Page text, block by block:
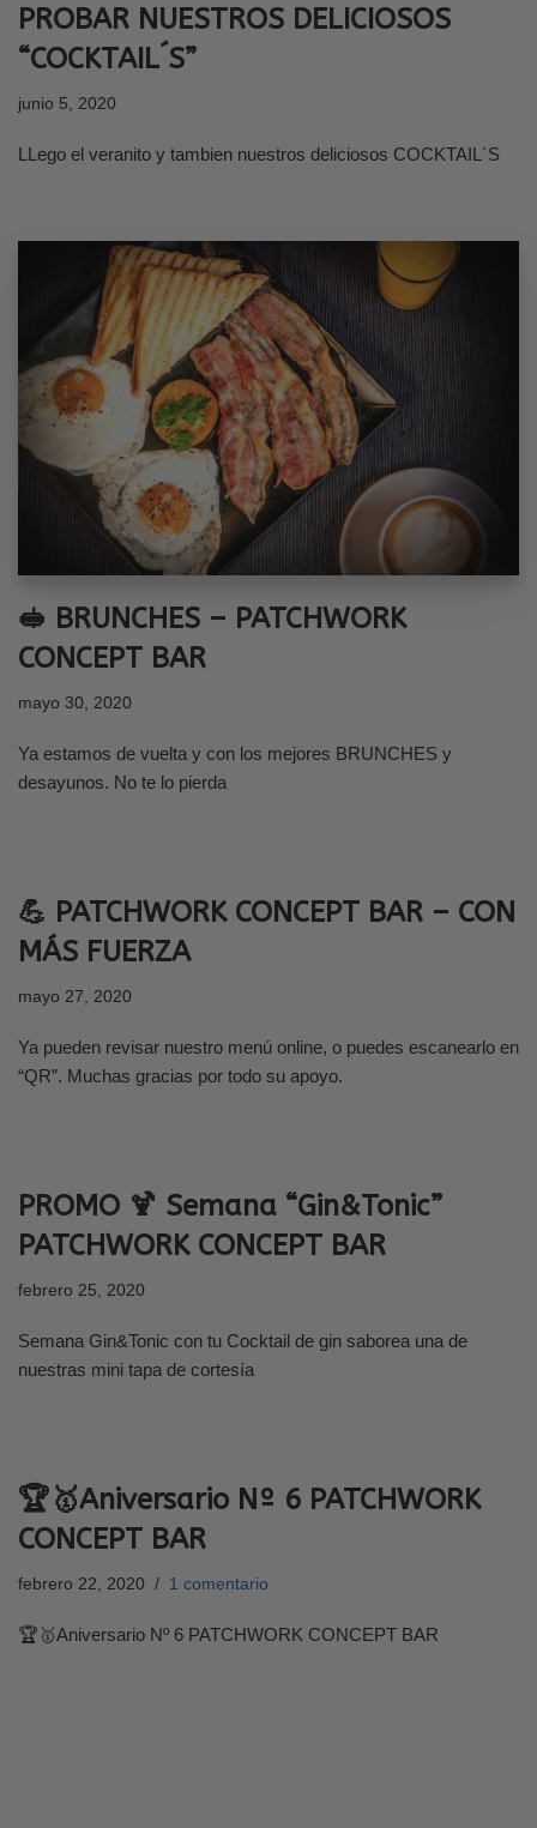
PROBAR NUESTROS DELICIOSOS
“COCKTAIL´S”
junio 5, 2020
LLego el veranito y tambien nuestros deliciosos COCKTAIL´S
🥪 BRUNCHES – PATCHWORK
CONCEPT BAR
mayo 30, 2020
Ya estamos de vuelta y con los mejores BRUNCHES y
desayunos. No te lo pierda
💪 PATCHWORK CONCEPT BAR – CON
MÁS FUERZA
mayo 27, 2020
Ya pueden revisar nuestro menú online, o puedes escanearlo en
“QR”. Muchas gracias por todo su apoyo.
PROMO 🍹 Semana “Gin&Tonic”
PATCHWORK CONCEPT BAR
febrero 25, 2020
Semana Gin&Tonic con tu Cocktail de gin saborea una de
nuestras mini tapa de cortesía
🏆🥇Aniversario Nº 6 PATCHWORK
CONCEPT BAR
febrero 22, 2020 1 comentario
🏆🥇Aniversario Nº 6 PATCHWORK CONCEPT BAR